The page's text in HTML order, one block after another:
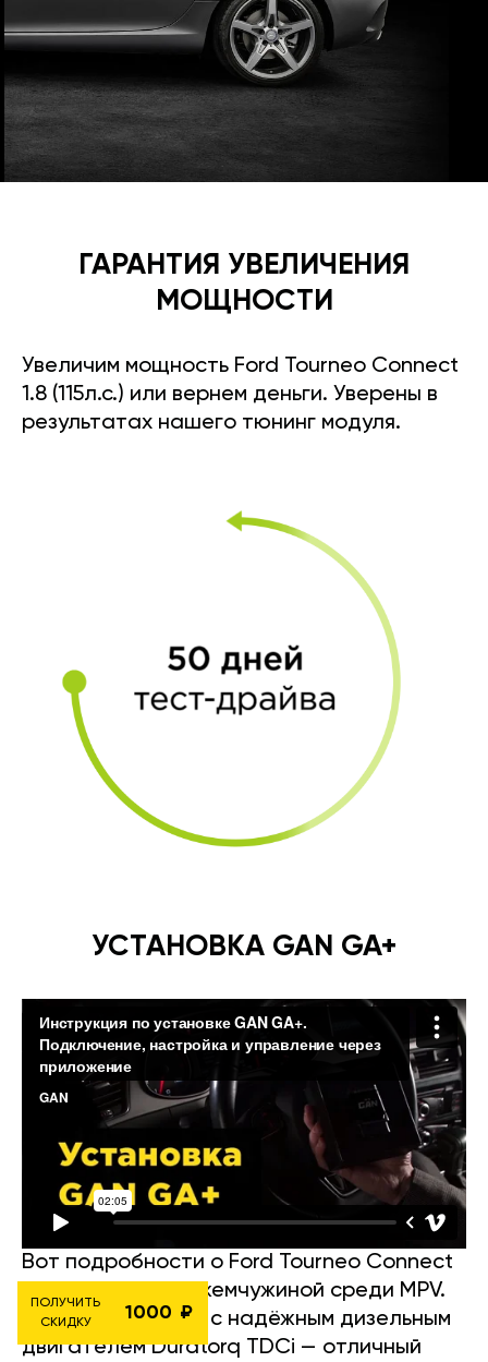
ГАРАНТИЯ УВЕЛИЧЕНИЯ
МОЩНОСТИ
Увеличим мощность Ford Tourneo Connect
1.8 (115л.с.) или вернем деньги. Уверены в
результатах нашего тюнинг модуля.
УСТАНОВКА GAN GA+
Вот подробности о Ford Tourneo Connect
1.8 — настоящей жемчужиной среди MPV.
Этот автомобиль с надёжным дизельным
двигателем Duratorq TDCi — отличный
ПОЛУЧИТЬ
СКИДКУ
1000